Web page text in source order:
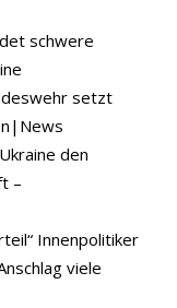
schwere
setzt
den
–
Innenpolitiker
viele